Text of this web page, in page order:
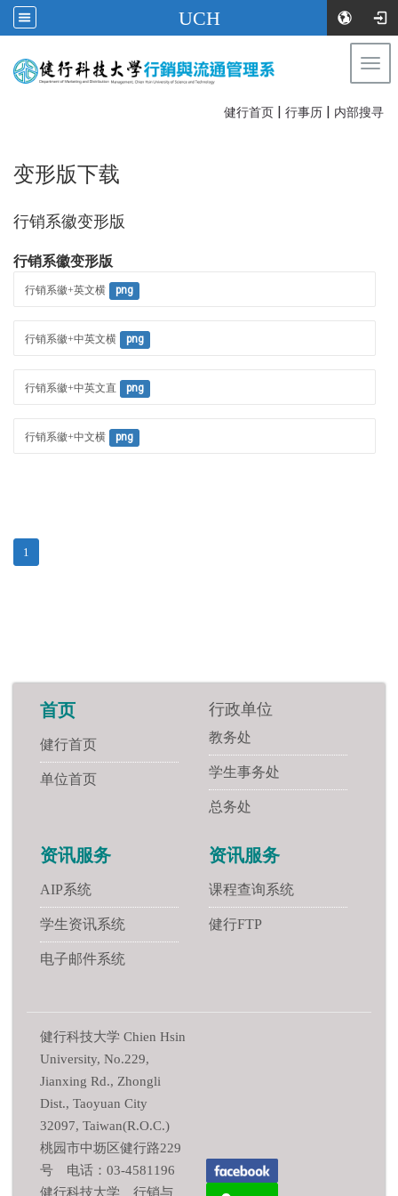
UCH
健行首页 | 行事历 | 内部搜寻
变形版下载
行销系徽变形版
行销系徽变形版
行销系徽+英文横 png
行销系徽+中英文横 png
行销系徽+中英文直 png
行销系徽+中文横 png
1
首页
健行首页
单位首页
行政单位
教务处
学生事务处
总务处
资讯服务
AIP系统
学生资讯系统
电子邮件系统
资讯服务
课程查询系统
健行FTP
健行科技大学 Chien Hsin
University, No.229,
Jianxing Rd., Zhongli
Dist., Taoyuan City
32097, Taiwan(R.O.C.)
桃园市中坜区健行路229
号 电话：03-4581196
健行科技大学 行销与